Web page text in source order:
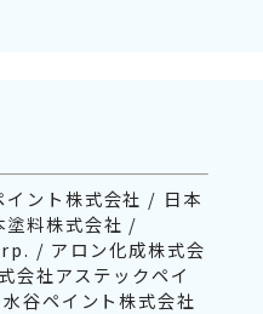
ント株式会社 / 日本
料株式会社 /
/ アロン化成株式会
会社アステックペイ
谷ペイント株式会社